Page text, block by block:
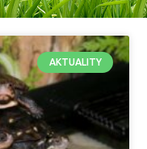
AKTUALITY